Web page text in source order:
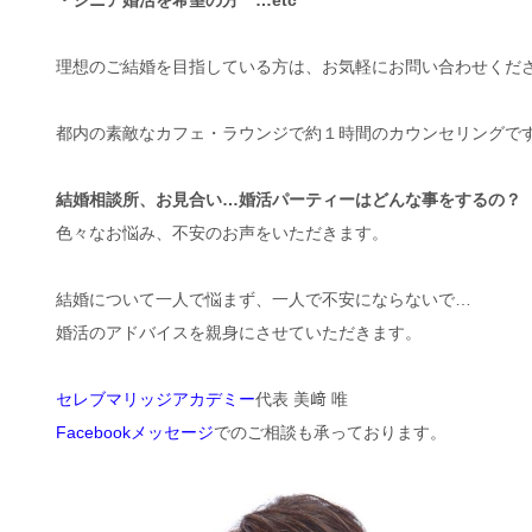
理想のご結婚を目指している方は、お気軽にお問い合わせくだ
都内の素敵なカフェ・ラウンジで約１時間のカウンセリングです
結婚相談所、お見合い…婚活パーティーはどんな事をするの？
色々なお悩み、不安のお声をいただきます。
結婚について一人で悩まず、一人で不安にならないで…
婚活のアドバイスを親身にさせていただきます。
セレブマリッジアカデミー代表 美﨑 唯
Facebookメッセージでのご相談も承っております。